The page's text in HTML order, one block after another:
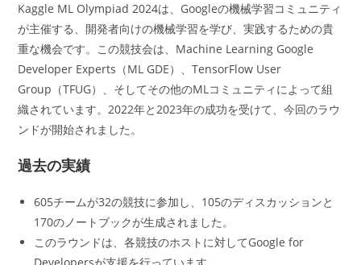
Kaggle ML Olympiad 2024は、Googleの機械学習コミュニティ
が主催する、開発者向けの機械学習を学び、実践するための貴
重な機会です。この競技会は、Machine Learning Google
Developer Experts（ML GDE）、TensorFlow User
Group（TFUG）、そしてその他のMLコミュニティによって組
織されています。2022年と2023年の成功を受けて、今回のラウ
ンドが開始されました。
過去の実績
605チームが32の競技に参加し、105のディスカッションと
170のノートブックが生成されました。
このラウンドは、各競技のホストに対してGoogle for